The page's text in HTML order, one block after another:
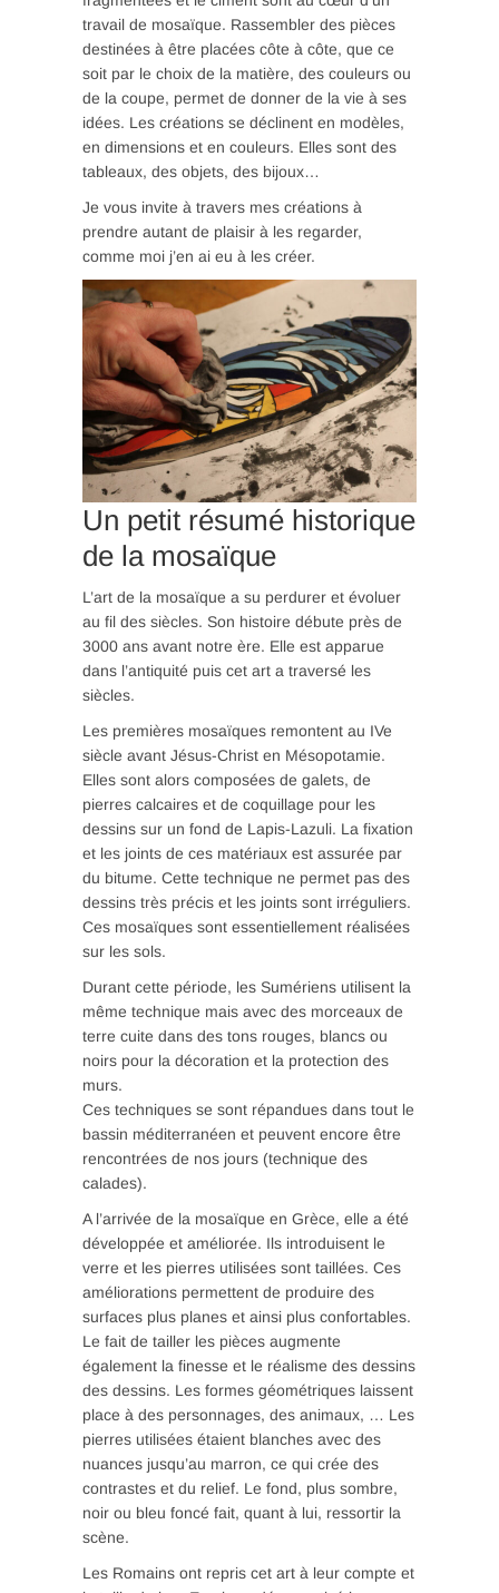
travail de mosaïque. Rassembler des pièces
destinées à être placées côte à côte, que ce
soit par le choix de la matière, des couleurs ou
de la coupe, permet de donner de la vie à ses
idées. Les créations se déclinent en modèles,
en dimensions et en couleurs. Elles sont des
tableaux, des objets, des bijoux…
Je vous invite à travers mes créations à
prendre autant de plaisir à les regarder,
comme moi j’en ai eu à les créer.
Un petit résumé historique
de la mosaïque
L’art de la mosaïque a su perdurer et évoluer
au fil des siècles. Son histoire débute près de
3000 ans avant notre ère. Elle est apparue
dans l’antiquité puis cet art a traversé les
siècles.
Les premières mosaïques remontent au IVe
siècle avant Jésus-Christ en Mésopotamie.
Elles sont alors composées de galets, de
pierres calcaires et de coquillage pour les
dessins sur un fond de Lapis-Lazuli. La fixation
et les joints de ces matériaux est assurée par
du bitume. Cette technique ne permet pas des
dessins très précis et les joints sont irréguliers.
Ces mosaïques sont essentiellement réalisées
sur les sols.
Durant cette période, les Sumériens utilisent la
même technique mais avec des morceaux de
terre cuite dans des tons rouges, blancs ou
noirs pour la décoration et la protection des
murs.
Ces techniques se sont répandues dans tout le
bassin méditerranéen et peuvent encore être
rencontrées de nos jours (technique des
calades).
A l’arrivée de la mosaïque en Grèce, elle a été
développée et améliorée. Ils introduisent le
verre et les pierres utilisées sont taillées. Ces
améliorations permettent de produire des
surfaces plus planes et ainsi plus confortables.
Le fait de tailler les pièces augmente
également la finesse et le réalisme des dessins
des dessins. Les formes géométriques laissent
place à des personnages, des animaux, … Les
pierres utilisées étaient blanches avec des
nuances jusqu’au marron, ce qui crée des
contrastes et du relief. Le fond, plus sombre,
noir ou bleu foncé fait, quant à lui, ressortir la
scène.
Les Romains ont repris cet art à leur compte et